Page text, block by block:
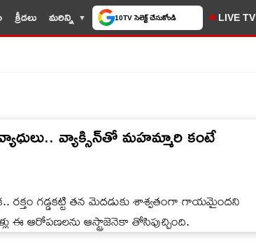
క్రీడలు మరిన్ని 10TV సెలెక్ట్ చేసుకోండి LIVE TV
వ్యాక్సిన్‌తో మహమ్మారి కంటే
రక్తం గడ్డకట్టి తన మెదడుకు శాశ్వతంగా గాయమైందని
ఈ ఆరోపణలను ఆస్ట్రాజెనెకా తోసిపుచ్చింది.